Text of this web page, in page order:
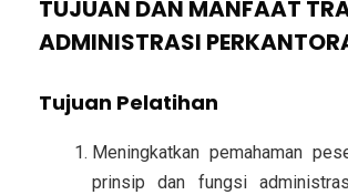
TUJUAN DAN MANFAAT
ADMINISTRASI
Tujuan Pelatihan
Meningkatkan pemahaman
prinsip dan fungsi